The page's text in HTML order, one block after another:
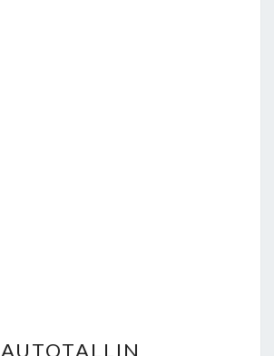
AUTOTALLIN